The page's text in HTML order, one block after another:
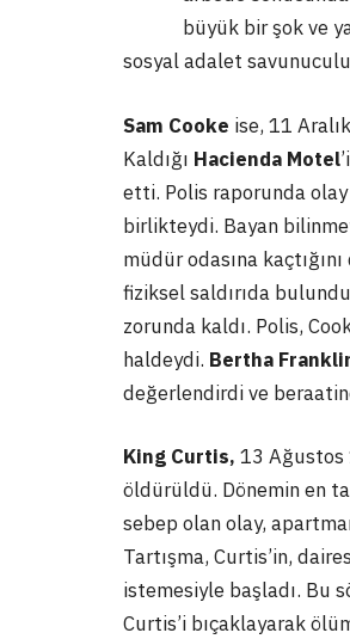
büyük bir şok ve
sosyal adalet
Sam Cooke ise, 11
Kaldığı Hacienda Motel
etti. Polis raporunda
birlikteydi. Bayan
müdür odasına
fiziksel saldırıda
zorunda kaldı. Polis,
haldeydi. Bertha
değerlendirdi ve
King Curtis, 13 Ağustos
öldürüldü. Dönemin en
sebep olan olay,
Tartışma, Curtis’in,
istemesiyle başladı. Bu
Curtis’i bıçaklayarak